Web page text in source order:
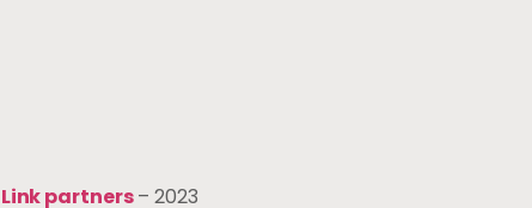
Link partners– 2023